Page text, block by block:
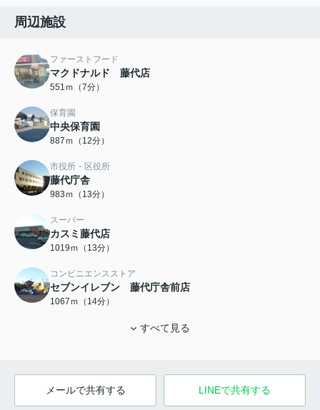
周辺施設
ファーストフード
マクドナルド 藤代店
551ｍ（7分）
保育園
中央保育園
887ｍ（12分）
市役所・区役所
藤代庁舎
983ｍ（13分）
スーパー
カスミ藤代店
1019ｍ（13分）
コンビニエンスストア
セブンイレブン 藤代庁舎前店
1067ｍ（14分）
すべて見る
メールで共有する LINEで共有する